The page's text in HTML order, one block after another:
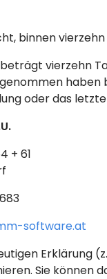
binnen
vierzehn
oder das
+ 61
software.at
Erklärung
Sie können